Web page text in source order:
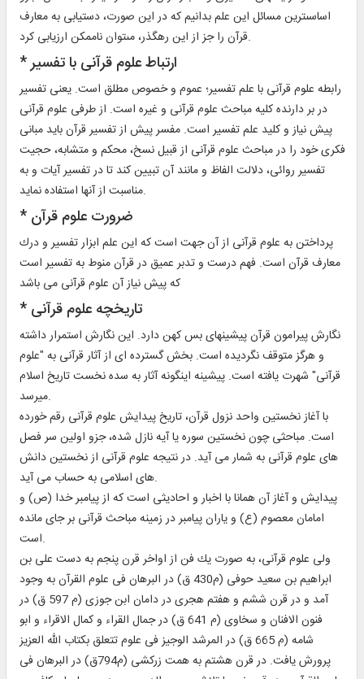
اساسى‏ترين مسائل اين علم بدانيم كه در اين صورت، دستيابى به معارف
قرآن را جز از اين رهگذر، مى‏توان ناممكن ارزيابى كرد.
* ارتباط علوم قرآنى با تفسير
رابطه علوم قرآنى با علم تفسير؛ عموم و خصوص مطلق است. يعنى تفسير
در بر دارنده كليه مباحث علوم قرآنى و غيره است. از طرفى علوم قرآنى
پيش نياز و كليد علم تفسير است. مفسر پيش از تفسير قرآن بايد مبانى
فكرى خود را در مباحث علوم قرآنى از قبيل نسخ، محكم و متشابه، حجيت
تفسير روائى، دلالت الفاظ و مانند آن تبيين كند تا در تفسير آيات و به
مناسبت از آنها استفاده نمايد.
* ضرورت علوم قرآن‏
پرداختن به علوم قرآنى از آن جهت است كه اين علم ابزار تفسير و درك
معارف قرآن است. فهم درست و تدبر عميق در قرآن منوط به تفسير است
كه پيش نياز آن علوم قرآنى مى باشد
* تاريخچه علوم قرآنى‏
نگارش پيرامون قرآن پيشينه‏اى بس كهن دارد. اين نگارش استمرار داشته
و هرگز متوقف نگرديده است. بخش گسترده اى از آثار قرآنى به "علوم
قرآنى" شهرت يافته است. پيشينه اينگونه آثار به سده نخست تاريخ اسلام
ميرسد.
با آغاز نخستين واحد نزول قرآن، تاريخ پيدايش علوم قرآنى رقم خورده
است. مباحثى چون نخستين سوره يا آيه نازل شده، جزو اولين سر فصل
هاى علوم قرآنى به شمار مى آيد. در نتيجه علوم قرآنى از نخستين دانش
هاى اسلامى به حساب مى آيد.
پيدايش و آغاز آن همانا با اخبار و احاديثى است كه از پيامبر خدا (ص) و
امامان معصوم (ع) و ياران پيامبر در زمينه مباحث قرآنى بر جاى مانده
است.
ولى علوم قرآنى، به صورت يك فن از اواخر قرن پنجم به دست على بن
ابراهيم بن سعيد حوفى (م‏430 ق) در البرهان فى علوم القرآن به وجود
آمد و در قرن ششم و هفتم هجرى در دامان ابن جوزى (م 597 ق) در
فنون الافنان و سخاوى (م 641 ق) در جمال القراء و كمال الاقراء و ابو
شامه (م 665 ق) در المرشد الوجيز فى علوم تتعلق بكتاب الله العزيز
پرورش يافت. در قرن هشتم به همت زركشى (م‏794ق) در البرهان فى